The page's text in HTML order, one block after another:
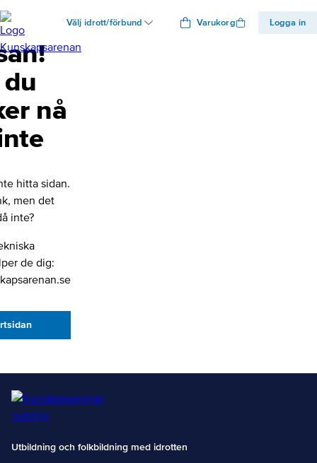
Välj idrott/förbund Varukorg Logga in
nå
hitta sidan.
men det
inte?
de dig:
Utbildning och folkbildning med idrotten